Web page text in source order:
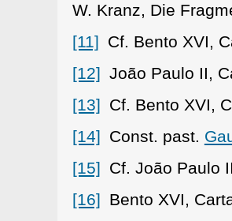
W. Kranz, Die
[11] Cf. Bento XVI,
[12] João Paulo II,
[13] Cf. Bento XVI,
[14] Const. past.
[15] Cf. João Paulo
[16] Bento XVI,